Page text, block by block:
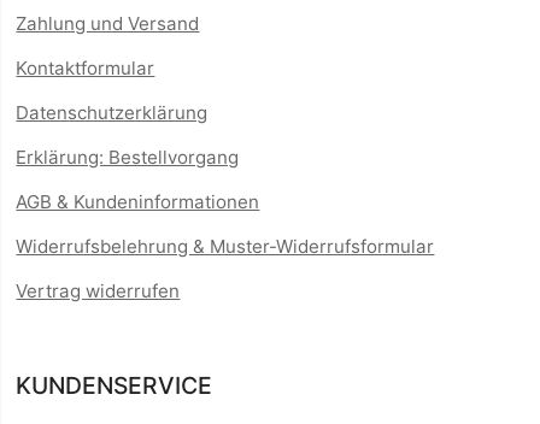
Zahlung und Versand
Kontaktformular
Datenschutzerklärung
Erklärung: Bestellvorgang
AGB & Kundeninformationen
Widerrufsbelehrung & Muster-Widerrufsformular
Vertrag widerrufen
KUNDENSERVICE